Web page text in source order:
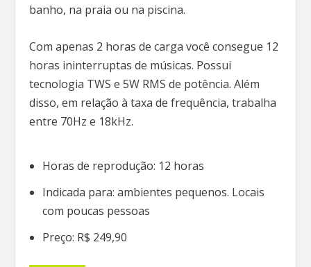
banho, na praia ou na piscina.
Com apenas 2 horas de carga você consegue 12
horas ininterruptas de músicas. Possui
tecnologia TWS e 5W RMS de potência. Além
disso, em relação à taxa de frequência, trabalha
entre 70Hz e 18kHz.
Horas de reprodução: 12 horas
Indicada para: ambientes pequenos. Locais
com poucas pessoas
Preço: R$ 249,90